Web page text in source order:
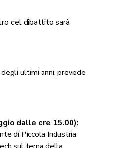
del dibattito sarà
ultimi anni, prevede
dalle ore 15.00):
di Piccola Industria
sul tema della